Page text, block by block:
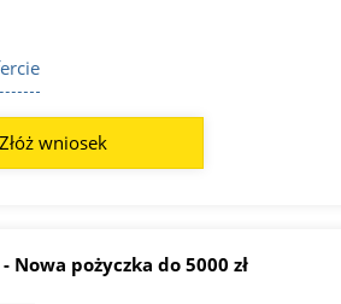
Złóż wniosek
Nowa pożyczka do 5000 zł